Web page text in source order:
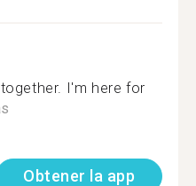
I'm here for
Obtener la app